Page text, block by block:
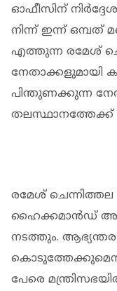
ഓഫീസിന്
നിന്ന് ഇന്ന്
എത്തുന്ന രമേശ്
നേതാക്കളുമായി
പിന്തുണക്കുന്ന
തലസ്ഥാനത്തേക്ക്
രമേശ് ചെന്നിത്തല
ഹൈക്കമാന്‍ഡ്
നടത്തും.
പേരെ